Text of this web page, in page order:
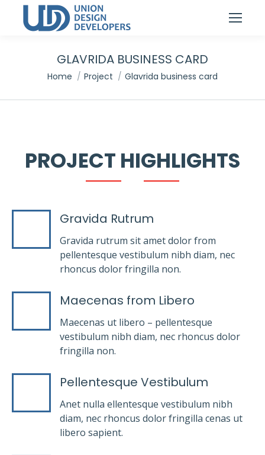
GLAVRIDA BUSINESS CARD
You are here:
Home Project Glavrida business card
PROJECT HIGHLIGHTS
Gravida Rutrum
Gravida rutrum sit amet dolor from
pellentesque vestibulum nibh diam, nec
rhoncus dolor fringilla non.
Maecenas from Libero
Maecenas ut libero – pellentesque
vestibulum nibh diam, nec rhoncus dolor
fringilla non.
Pellentesque Vestibulum
Anet nulla ellentesque vestibulum nibh
diam, nec rhoncus dolor fringilla cenas ut
libero sapient.